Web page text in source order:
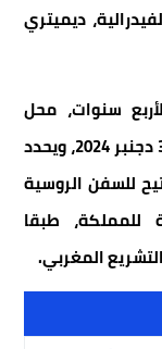
ديميتري
سنوات، محل
الاتفاق السابق الذي انتهى سريانه في 31 دجنبر 2024، ويحدد
للسفن الروسية
للمملكة، طبقا
المغربي.